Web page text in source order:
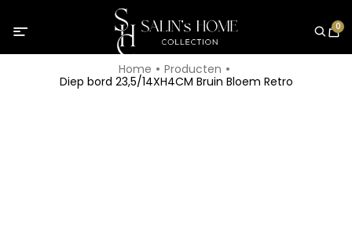
0
Home
Producten
Diep bord 23,5/14XH4CM Bruin Bloem Retro